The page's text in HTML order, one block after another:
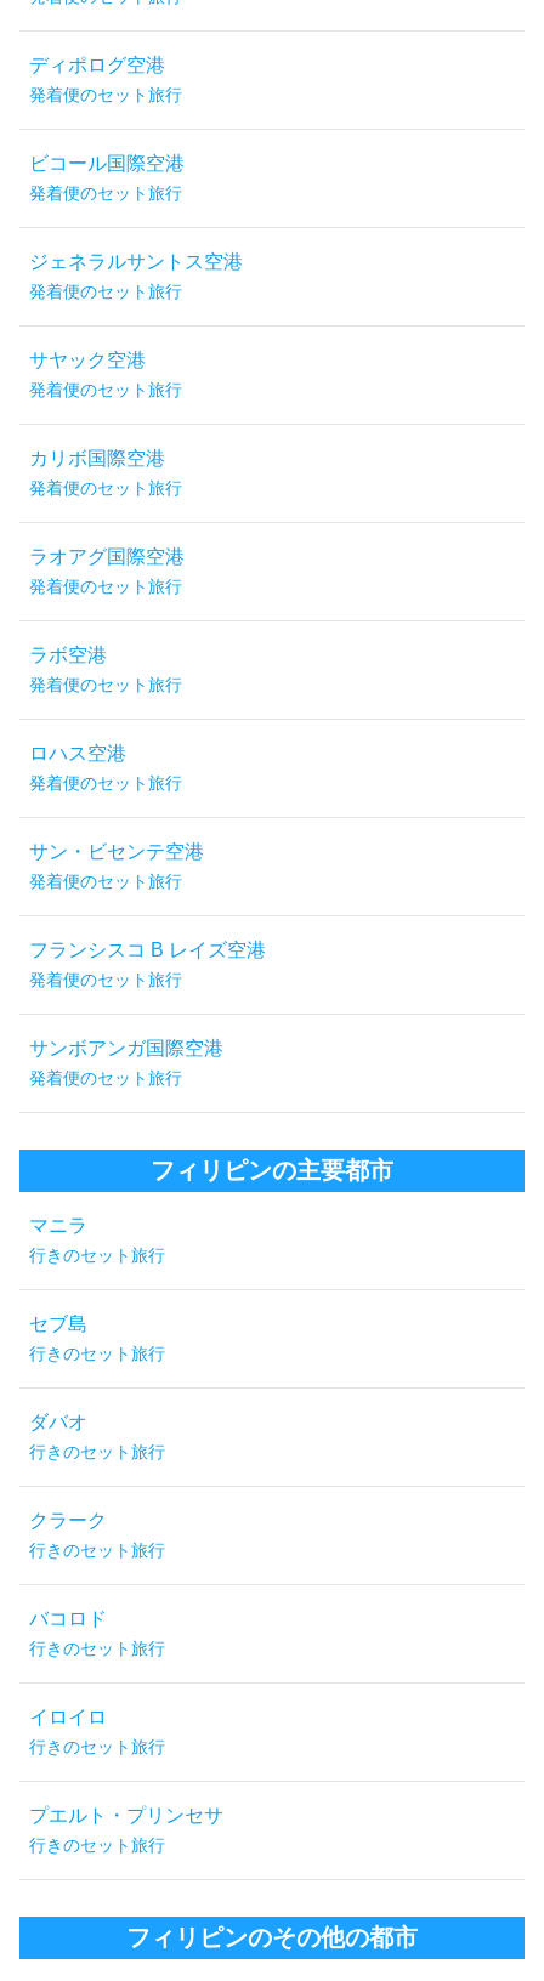
ディポログ空港
発着便のセット旅行
ビコール国際空港
発着便のセット旅行
ジェネラルサントス空港
発着便のセット旅行
サヤック空港
発着便のセット旅行
カリボ国際空港
発着便のセット旅行
ラオアグ国際空港
発着便のセット旅行
ラボ空港
発着便のセット旅行
ロハス空港
発着便のセット旅行
サン・ビセンテ空港
発着便のセット旅行
フランシスコ B レイズ空港
発着便のセット旅行
サンボアンガ国際空港
発着便のセット旅行
フィリピンの主要都市
マニラ
行きのセット旅行
セブ島
行きのセット旅行
ダバオ
行きのセット旅行
クラーク
行きのセット旅行
バコロド
行きのセット旅行
イロイロ
行きのセット旅行
プエルト・プリンセサ
行きのセット旅行
フィリピンのその他の都市